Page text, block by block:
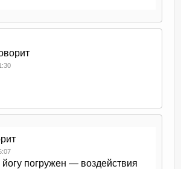
йогу погружен — воздействия